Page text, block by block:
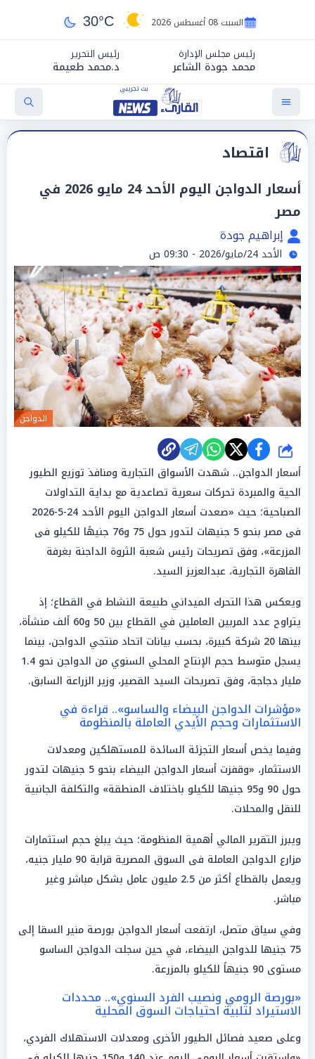
السبت 08 أغسطس 2026 30°C
رئيس مجلس الإدارة
محمد جودة الشاعر
رئيس التحرير
د.محمد طعيمة
اقتصاد
أسعار الدواجن اليوم الأحد 24 مايو 2026 في
مصر
إبراهيم جودة
الأحد 24/مايو/2026 - 09:30 ص
الدواجن
شارك
أسعار الدواجن.. شهدت الأسواق التجارية ومنافذ توزيع الطيور
الحية والمبردة تحركات سعرية تصاعدية مع بداية التداولات
الصباحية؛ حيث «صعدت أسعار الدواجن اليوم الأحد 24-5-2026
فى مصر بنحو 5 جنيهات لتدور حول 75 و76 جنيهًا للكيلو فى
المزرعة»، وفق تصريحات رئيس شعبة الثروة الداجنة بغرفة
القاهرة التجارية، عبدالعزيز السيد.
ويعكس هذا التحرك الميداني طبيعة النشاط في القطاع؛ إذ
يتراوح عدد المربين العاملين في القطاع بين 50 و60 ألف منشأة،
بينها 20 شركة كبيرة، بحسب بيانات اتحاد منتجي الدواجن، بينما
يسجل متوسط حجم الإنتاج المحلي السنوي من الدواجن نحو 1.4
مليار دجاجة، وفق تصريحات السيد القصير، وزير الزراعة السابق.
«مؤشرات الدواجن البيضاء والساسو».. قراءة في
الاستثمارات وحجم الأيدي العاملة بالمنظومة
وفيما يخص أسعار التجزئة السائدة للمستهلكين ومعدلات
الاستثمار، «وقفزت أسعار الدواجن البيضاء بنحو 5 جنيهات لتدور
حول 90 و95 جنيها للكيلو باختلاف المنطقة» والتكلفة الجانبية
للنقل والمحلات.
ويبرز التقرير المالي أهمية المنظومة؛ حيث يبلغ حجم استثمارات
مزارع الدواجن العاملة فى السوق المصرية قرابة 90 مليار جنيه،
ويعمل بالقطاع أكثر من 2.5 مليون عامل بشكل مباشر وغير
مباشر.
وفي سياق متصل، ارتفعت أسعار الدواجن بورصة منير السقا إلى
75 جنيها للدواجن البيضاء، في حين سجلت الدواجن الساسو
مستوى 90 جنيهاً للكيلو بالمزرعة.
«بورصة الرومي ونصيب الفرد السنوي».. محددات
الاستيراد لتلبية احتياجات السوق المحلية
وعلى صعيد فصائل الطيور الأخرى ومعدلات الاستهلاك الفردي،